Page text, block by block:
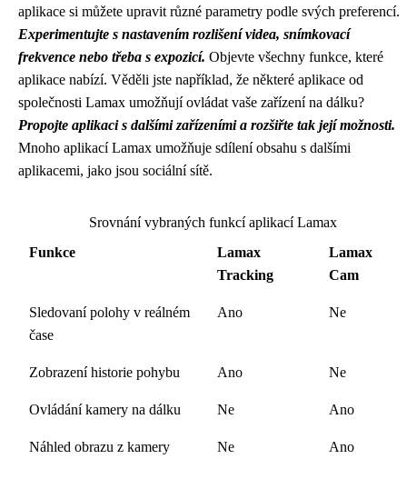
aplikace si můžete upravit různé parametry podle svých preferencí.
Experimentujte s nastavením rozlišení videa, snímkovací
frekvence nebo třeba s expozicí. Objevte všechny funkce, které
aplikace nabízí. Věděli jste například, že některé aplikace od
společnosti Lamax umožňují ovládat vaše zařízení na dálku?
Propojte aplikaci s dalšími zařízeními a rozšiřte tak její možnosti.
Mnoho aplikací Lamax umožňuje sdílení obsahu s dalšími
aplikacemi, jako jsou sociální sítě.
Srovnání vybraných funkcí aplikací Lamax
Funkce
Lamax
Tracking
Lamax
Cam
Sledovaní polohy v reálném
čase
Ano Ne
Zobrazení historie pohybu Ano Ne
Ovládání kamery na dálku Ne Ano
Náhled obrazu z kamery Ne Ano